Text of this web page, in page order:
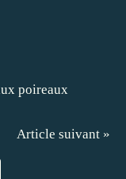
Article suivant »